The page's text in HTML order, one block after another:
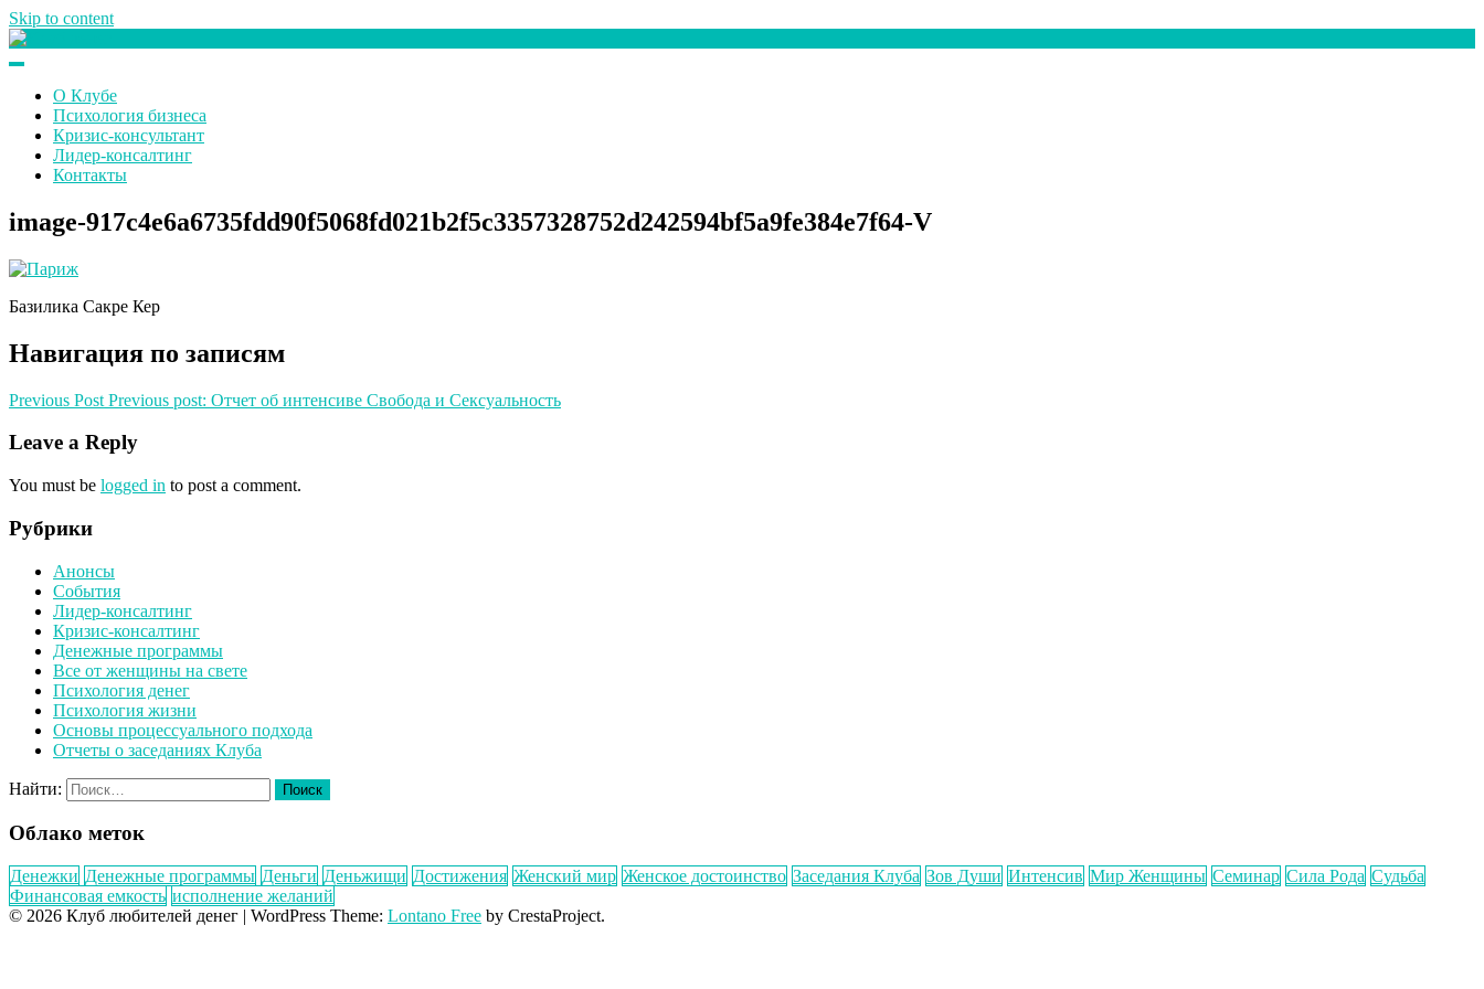
Skip to content
О Клубе
Психология бизнеса
Кризис-консультант
Лидер-консалтинг
Контакты
image-917c4e6a6735fdd90f5068fd021b2f5c3357328752d242594bf5a9fe384e7f64-V
Базилика Сакре Кер
Навигация по записям
Previous Post Previous post: Отчет об интенсиве Свобода и Сексуальность
Leave a Reply
You must be logged in to post a comment.
Рубрики
Анонсы
События
Лидер-консалтинг
Кризис-консалтинг
Денежные программы
Все от женщины на свете
Психология денег
Психология жизни
Основы процессуального подхода
Отчеты о заседаниях Клуба
Найти:
Облако меток
Денежки Денежные программы Деньги Деньжищи Достижения Женский мир Женское достоинство Заседания Клуба Зов Души Интенсив Мир Женщины Семинар Сила Рода Судьба
Финансовая емкость исполнение желаний
© 2026 Клуб любителей денег | WordPress Theme: Lontano Free by CrestaProject.